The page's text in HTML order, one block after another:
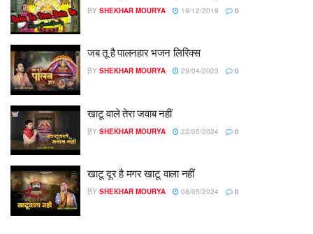
BY SHEKHAR MOURYA 19/12/2019 0
जब तू है पालनहार भजन लिरिक्स
BY SHEKHAR MOURYA 29/04/2023 0
खाटू वाले तेरा जवाब नहीं
BY SHEKHAR MOURYA 22/05/2024 0
खाटू दूर है मगर खाटू वाला नहीं
BY SHEKHAR MOURYA 08/05/2024 0